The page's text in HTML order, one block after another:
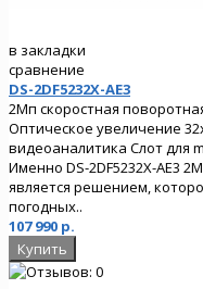
в закладки
сравнение
DS-2DF5232X-AE3
2Мп скоростная
Оптическое увеличение
видеоаналитика Слот для
Именно DS-2DF5232X-AE3
является решением,
погодных..
107 990 р.